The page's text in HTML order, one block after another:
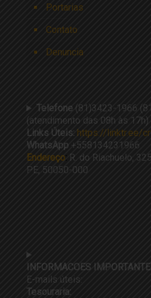
Portarias
Contato
Denuncia
Telefone (81)3423-1966
(atendimento das 08h às 17h)
Links Úteis: https://linktr.ee/
WhatsApp +558134231966
Endereço: R. do Riachuelo,
PE, 50050-000
INFORMACOES
E-mails úteis:
Tesouraria: